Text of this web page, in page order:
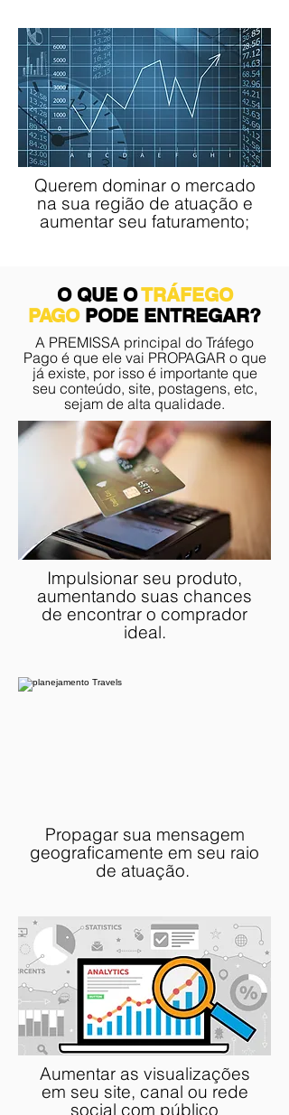
Querem dominar o mercado
na sua região de atuação e
aumentar seu faturamento;
O QUE OTRÁFEGO
PAGOPODE ENTREGAR?
A PREMISSA principal do Tráfego
Pago é que ele vai PROPAGAR o que
já existe, por isso é importante que
seu conteúdo, site, postagens, etc,
sejam de alta qualidade.
Impulsionar seu produto,
aumentando suas chances
de encontrar o comprador
ideal.
Propagar sua mensagem
geograficamente em seu raio
de atuação.
Aumentar as visualizações
em seu site, canal ou rede
social com público